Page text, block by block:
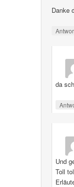
Danke
da
Und
Toll